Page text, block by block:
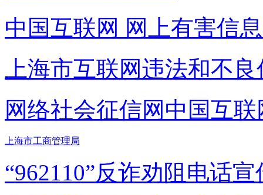
中国互联网 网上有害信
上海市互联网违法和不
网络社会征信网 中国互
上海市工商管理局
“962110”反诈劝阻电话宣